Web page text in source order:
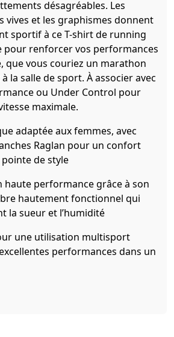
désagréables. Les
vives et les graphismes donnent
sportif à ce T-shirt de running
pour renforcer vos performances
que vous couriez un marathon
la salle de sport. À associer avec
ou Under Control pour
maximale.
adaptée aux femmes, avec
Raglan pour un confort
de style
performance grâce à son
hautement fonctionnel qui
la sueur et l’humidité
une utilisation multisport
performances dans un